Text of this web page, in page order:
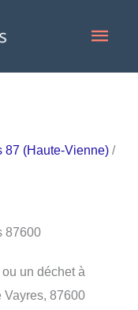
87 (Haute-Vienne) /
87600
un déchet à
Vayres, 87600